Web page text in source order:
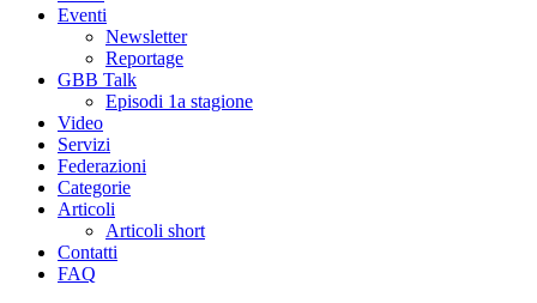
Eventi
Newsletter
Reportage
GBB Talk
Episodi 1a stagione
Video
Servizi
Federazioni
Categorie
Articoli
Articoli short
Contatti
FAQ